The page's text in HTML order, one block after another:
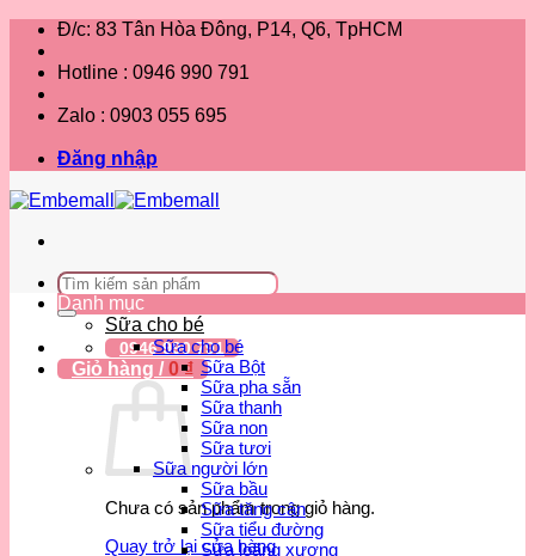
qua
dung
Đ/c: 83 Tân Hòa Đông, P14, Q6, TpHCM
Hotline : 0946 990 791
Zalo : 0903 055 695
Đăng nhập
Tìm
kiếm:
0946 990 791
Giỏ hàng / 0₫
Chưa có sản phẩm trong giỏ hàng.
Quay trở lại cửa hàng
Danh mục
Sữa cho bé
Sữa cho bé
Sữa Bột
Sữa pha sẵn
Sữa thanh
Sữa non
Sữa tươi
Sữa người lớn
Sữa bầu
Sữa tăng cân
Sữa tiểu đường
Sữa loãng xương